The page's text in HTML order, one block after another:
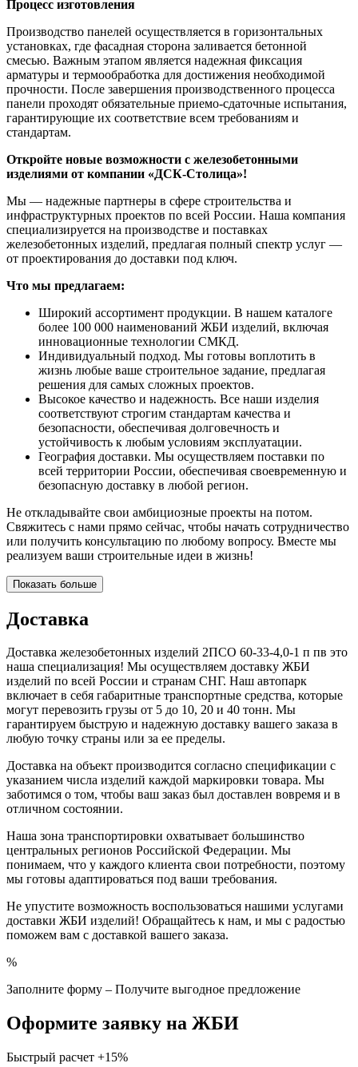
Процесс изготовления
Производство панелей осуществляется в горизонтальных
установках, где фасадная сторона заливается бетонной
смесью. Важным этапом является надежная фиксация
арматуры и термообработка для достижения необходимой
прочности. После завершения производственного процесса
панели проходят обязательные приемо-сдаточные испытания,
гарантирующие их соответствие всем требованиям и
стандартам.
Откройте новые возможности с железобетонными
изделиями от компании «ДСК-Столица»!
Мы — надежные партнеры в сфере строительства и
инфраструктурных проектов по всей России. Наша компания
специализируется на производстве и поставках
железобетонных изделий, предлагая полный спектр услуг —
от проектирования до доставки под ключ.
Что мы предлагаем:
Широкий ассортимент продукции. В нашем каталоге
более 100 000 наименований ЖБИ изделий, включая
инновационные технологии СМКД.
Индивидуальный подход. Мы готовы воплотить в
жизнь любые ваше строительное задание, предлагая
решения для самых сложных проектов.
Высокое качество и надежность. Все наши изделия
соответствуют строгим стандартам качества и
безопасности, обеспечивая долговечность и
устойчивость к любым условиям эксплуатации.
География доставки. Мы осуществляем поставки по
всей территории России, обеспечивая своевременную и
безопасную доставку в любой регион.
Не откладывайте свои амбициозные проекты на потом.
Свяжитесь с нами прямо сейчас, чтобы начать сотрудничество
или получить консультацию по любому вопросу. Вместе мы
реализуем ваши строительные идеи в жизнь!
Показать больше
Доставка
Доставка железобетонных изделий 2ПСО 60-33-4,0-1 п пв это
наша специализация! Мы осуществляем доставку ЖБИ
изделий по всей России и странам СНГ. Наш автопарк
включает в себя габаритные транспортные средства, которые
могут перевозить грузы от 5 до 10, 20 и 40 тонн. Мы
гарантируем быструю и надежную доставку вашего заказа в
любую точку страны или за ее пределы.
Доставка на объект производится согласно спецификации с
указанием числа изделий каждой маркировки товара. Мы
заботимся о том, чтобы ваш заказ был доставлен вовремя и в
отличном состоянии.
Наша зона транспортировки охватывает большинство
центральных регионов Российской Федерации. Мы
понимаем, что у каждого клиента свои потребности, поэтому
мы готовы адаптироваться под ваши требования.
Не упустите возможность воспользоваться нашими услугами
доставки ЖБИ изделий! Обращайтесь к нам, и мы с радостью
поможем вам с доставкой вашего заказа.
%
Заполните форму – Получите выгодное предложение
Оформите заявку на ЖБИ
Быстрый расчет +15%